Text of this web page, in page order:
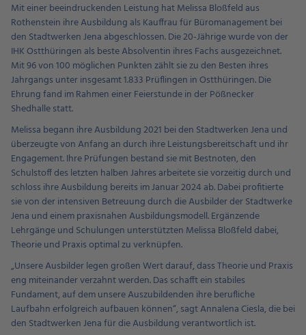
Mit einer beeindruckenden Leistung hat Melissa Bloßfeld aus
Rothenstein ihre Ausbildung als Kauffrau für Büromanagement bei
den Stadtwerken Jena abgeschlossen. Die 20-Jährige wurde von der
IHK Ostthüringen als beste Absolventin ihres Fachs ausgezeichnet.
Mit 96 von 100 möglichen Punkten zählt sie zu den Besten ihres
Jahrgangs unter insgesamt 1.833 Prüflingen in Ostthüringen. Die
Ehrung fand im Rahmen einer Feierstunde in der Pößnecker
Shedhalle statt.
Melissa begann ihre Ausbildung 2021 bei den Stadtwerken Jena und
überzeugte von Anfang an durch ihre Leistungsbereitschaft und ihr
Engagement. Ihre Prüfungen bestand sie mit Bestnoten, den
Schulstoff des letzten halben Jahres arbeitete sie vorzeitig durch und
schloss ihre Ausbildung bereits im Januar 2024 ab. Dabei profitierte
sie von der intensiven Betreuung durch die Ausbilder der Stadtwerke
Jena und einem praxisnahen Ausbildungsmodell. Ergänzende
Lehrgänge und Schulungen unterstützten Melissa Bloßfeld dabei,
Theorie und Praxis optimal zu verknüpfen.
„Unsere Ausbilder legen großen Wert darauf, dass Theorie und Praxis
eng miteinander verzahnt werden. Das schafft ein stabiles
Fundament, auf dem unsere Auszubildenden ihre berufliche
Laufbahn erfolgreich aufbauen können“, sagt Annalena Ciesla, die bei
den Stadtwerken Jena für die Ausbildung verantwortlich ist.